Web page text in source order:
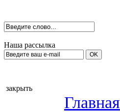
Наша рассылка
закрыть
Главная